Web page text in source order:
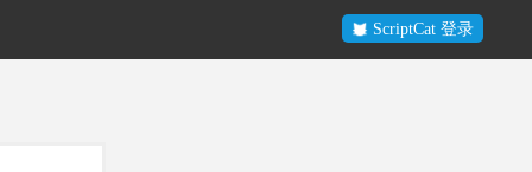
ScriptCat 登录